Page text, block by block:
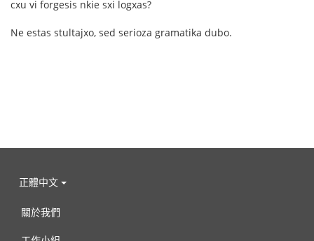
cxu vi forgesis nkie sxi logxas?
Ne estas stultajxo, sed serioza gramatika dubo.
正體中文
關於我們